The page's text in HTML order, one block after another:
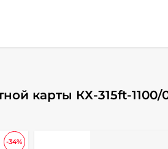
карты КХ-315ft-
-34%